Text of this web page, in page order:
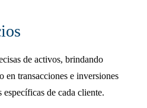
de activos, brindando
en transacciones e inversiones
específicas de cada cliente.